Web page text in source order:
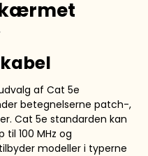
af Cat 5e
betegnelserne patch-,
Cat 5e standarden kan
100 MHz og
modeller i typerne